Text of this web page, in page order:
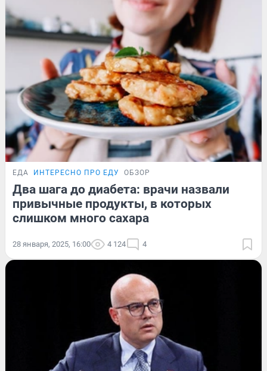
ЕДА ИНТЕРЕСНО ПРО ЕДУ ОБЗОР
Два шага до диабета: врачи назвали
привычные продукты, в которых
слишком много сахара
28 января, 2025, 16:00 4 124 4